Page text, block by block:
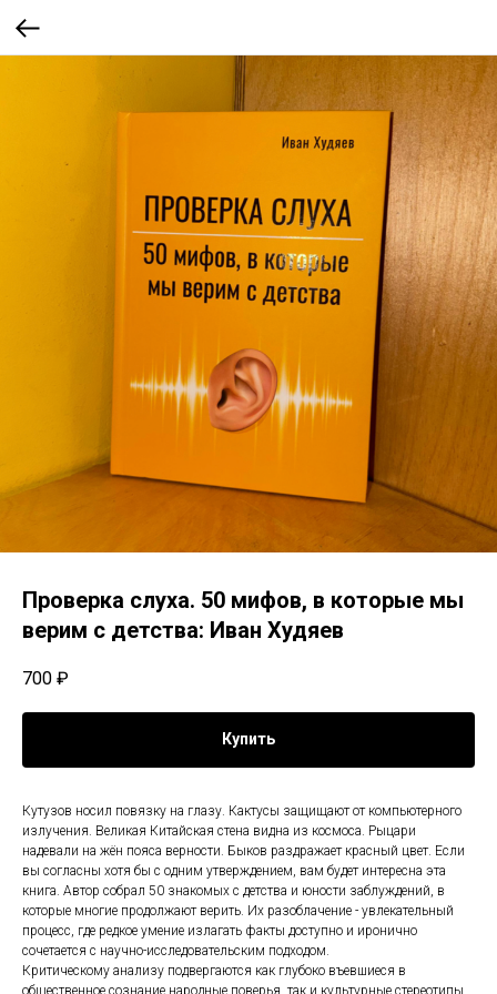
Проверка слуха. 50 мифов, в которые мы
верим с детства: Иван Худяев
700 ₽
Купить
Кутузов носил повязку на глазу. Кактусы защищают от компьютерного
излучения. Великая Китайская стена видна из космоса. Рыцари
надевали на жён пояса верности. Быков раздражает красный цвет. Если
вы согласны хотя бы с одним утверждением, вам будет интересна эта
книга. Автор собрал 50 знакомых с детства и юности заблуждений, в
которые многие продолжают верить. Их разоблачение - увлекательный
процесс, где редкое умение излагать факты доступно и иронично
сочетается с научно-исследовательским подходом.
Критическому анализу подвергаются как глубоко въевшиеся в
общественное сознание народные поверья, так и культурные стереотипы,